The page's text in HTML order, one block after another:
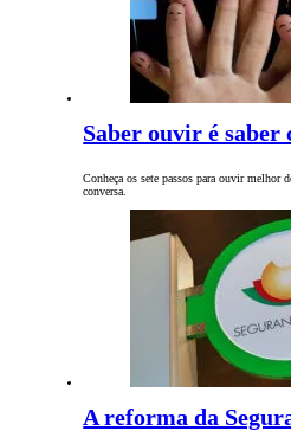
Saber ouvir é saber
Conheça os sete passos para ouvir melhor
conversa.
A reforma da